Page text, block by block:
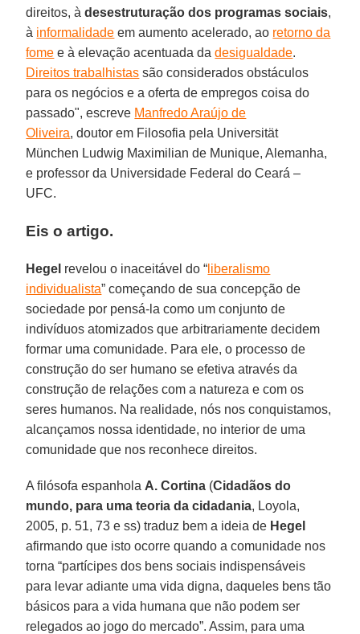
direitos, àdesestruturação dos programas sociais,
à informalidade em aumento acelerado, ao retorno da
fome e à elevação acentuada dadesigualdade.
Direitos trabalhistas são considerados obstáculos
para os negócios e a oferta de empregos coisa do
passado", escreve Manfredo Araújo de
Oliveira, doutor em Filosofia pela Universität
München Ludwig Maximilian de Munique, Alemanha,
e professor da Universidade Federal do Ceará –
UFC.
Eis o artigo.
Hegel revelou o inaceitável do “ liberalismo
individualista” começando de sua concepção de
sociedade por pensá-la como um conjunto de
indivíduos atomizados que arbitrariamente decidem
formar uma comunidade. Para ele, o processo de
construção do ser humano se efetiva através da
construção de relações com a natureza e com os
seres humanos. Na realidade, nós nos conquistamos,
alcançamos nossa identidade, no interior de uma
comunidade que nos reconhece direitos.
A filósofa espanhola A. Cortina (Cidadãos do
mundo, para uma teoria da cidadania, Loyola,
2005, p. 51, 73 e ss) traduz bem a ideia de Hegel
afirmando que isto ocorre quando a comunidade nos
torna “partícipes dos bens sociais indispensáveis
para levar adiante uma vida digna, daqueles bens tão
básicos para a vida humana que não podem ser
relegados ao jogo do mercado”. Assim, para uma